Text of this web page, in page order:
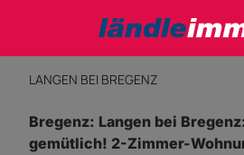
LANGEN BEI BREGENZ
Bregenz: Langen bei
gemütlich! 2-Zimmer-